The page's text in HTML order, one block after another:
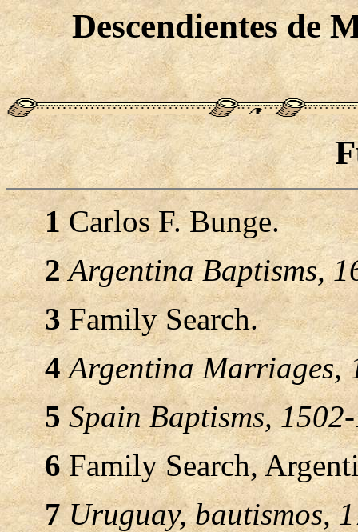
Descendientes de
1Carlos F. Bunge.
2 Argentina Baptisms,
3Family Search.
4 Argentina Marriages,
5 Spain Baptisms,
6Family Search,
7 Uruguay, bautismos,